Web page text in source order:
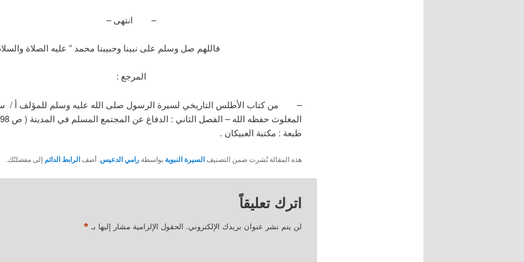
– انتهى –
فاللهم صل وسلم على نبينا وحبيبنا محمد ” عليه الصلاة
المرجع :
– من كتاب الأطلس التاريخي لسيرة الرسول صلى الله عليه وسلم للمؤلف أ /
طبعة : مكتبة العبيكان .
هذه المقالة نُشرت ضمن التصنيفالسيرة النبوية بواسطة رامي الدعيس. أضفالرابط الدائم إلى مفضلتّك.
اترك تعليقاً
لن يتم نشر عنوان بريدك الإلكتروني. الحقول الإلزامية مشار إليها بـ *